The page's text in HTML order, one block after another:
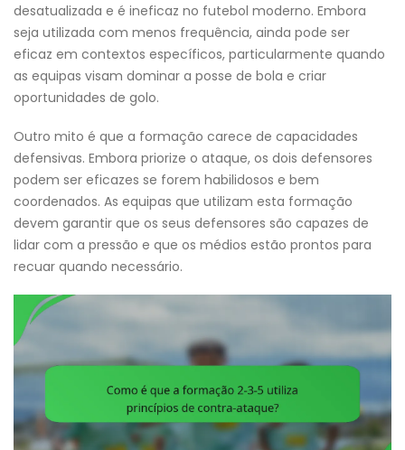
desatualizada e é ineficaz no futebol moderno. Embora
seja utilizada com menos frequência, ainda pode ser
eficaz em contextos específicos, particularmente quando
as equipas visam dominar a posse de bola e criar
oportunidades de golo.
Outro mito é que a formação carece de capacidades
defensivas. Embora priorize o ataque, os dois defensores
podem ser eficazes se forem habilidosos e bem
coordenados. As equipas que utilizam esta formação
devem garantir que os seus defensores são capazes de
lidar com a pressão e que os médios estão prontos para
recuar quando necessário.